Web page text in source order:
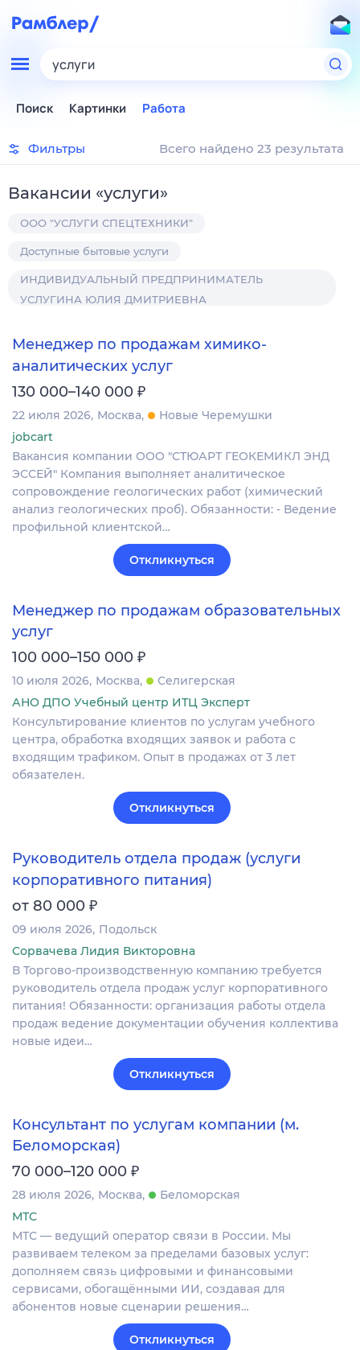
услуги
Поиск Картинки Работа
Фильтры Всего найдено 23 результата
Вакансии «услуги»
ООО "УСЛУГИ СПЕЦТЕХНИКИ"
Доступные бытовые услуги
ИНДИВИДУАЛЬНЫЙ ПРЕДПРИНИМАТЕЛЬ
УСЛУГИНА ЮЛИЯ ДМИТРИЕВНА
Менеджер по продажам химико-
аналитических услуг
130 000–140 000 ₽
22 июля 2026 Москва
Новые Черемушки
jobcart
Вакансия компании ООО "СТЮАРТ ГЕОКЕМИКЛ ЭНД
ЭССЕЙ" Компания выполняет аналитическое
сопровождение геологических работ (химический
анализ геологических проб). Обязанности: - Ведение
профильной клиентской…
Откликнуться
Менеджер по продажам образовательных
услуг
100 000–150 000 ₽
10 июля 2026 Москва
Селигерская
АНО ДПО Учебный центр ИТЦ Эксперт
Консультирование клиентов по услугам учебного
центра, обработка входящих заявок и работа с
входящим трафиком. Опыт в продажах от 3 лет
обязателен.
Откликнуться
Руководитель отдела продаж (услуги
корпоративного питания)
от 80 000 ₽
09 июля 2026 Подольск
Сорвачева Лидия Викторовна
В Торгово-производственную компанию требуется
руководитель отдела продаж услуг корпоративного
питания! Обязанности: организация работы отдела
продаж ведение документации обучения коллектива
новые идеи…
Откликнуться
Консультант по услугам компании (м.
Беломорская)
70 000–120 000 ₽
28 июля 2026 Москва
Беломорская
МТС
МТС — ведущий оператор связи в России. Мы
развиваем телеком за пределами базовых услуг:
дополняем связь цифровыми и финансовыми
сервисами, обогащёнными ИИ, создавая для
абонентов новые сценарии решения…
Откликнуться